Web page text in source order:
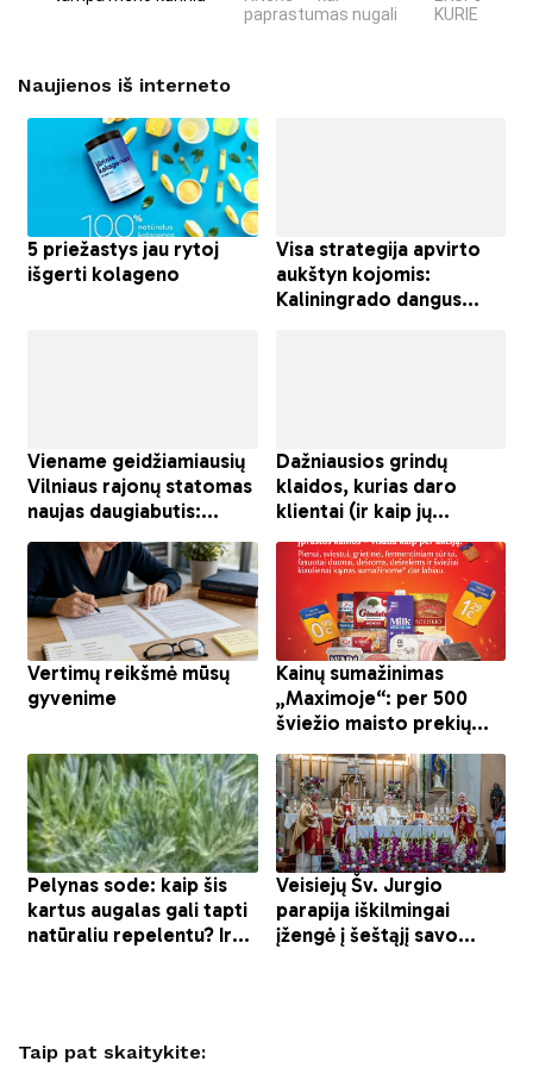
paprastumas nugali
KURIE
Naujienos iš interneto
Taip pat skaitykite: